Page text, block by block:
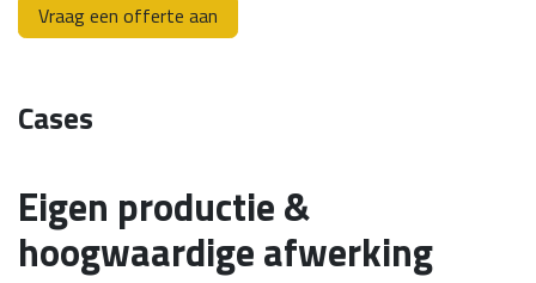
Vraag een offerte aan
Cases
Eigen productie &
hoogwaardige afwerking